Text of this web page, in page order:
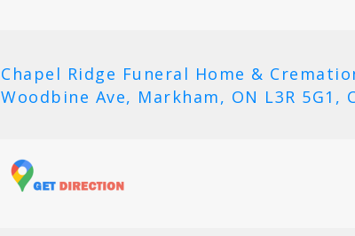
Chapel Ridge Funeral Home &
Woodbine Ave, Markham, ON L3R 5G1,